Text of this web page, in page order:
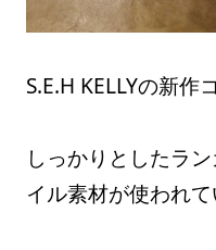
S.E.H KELLYの新作
しっかりとしたラ
イル素材が使われて